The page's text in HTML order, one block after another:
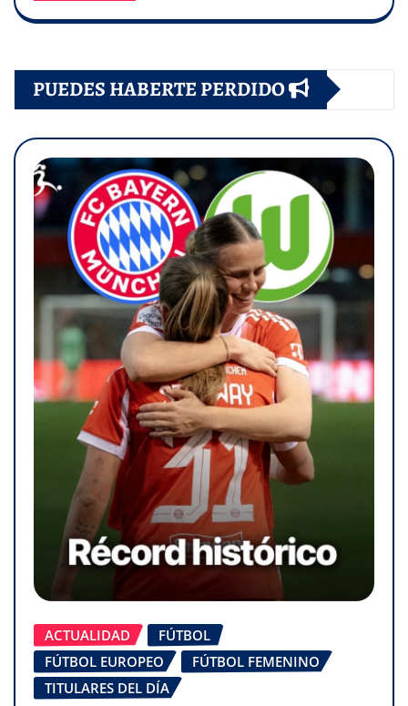
PUEDES HABERTE PERDIDO
ACTUALIDAD
FÚTBOL
FÚTBOL EUROPEO
FÚTBOL FEMENINO
TITULARES DEL DÍA